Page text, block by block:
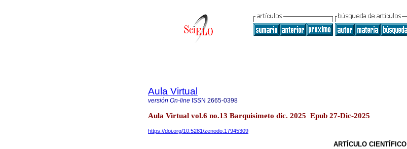
Aula Virtual
versión On-line ISSN 2665-0398
Aula Virtual vol.6 no.13 Barquisimeto dic. 2025 Epub 27-Dic-2025
https://doi.org/10.5281/zenodo.17945309
ARTÍCULO CIENTÍFICO